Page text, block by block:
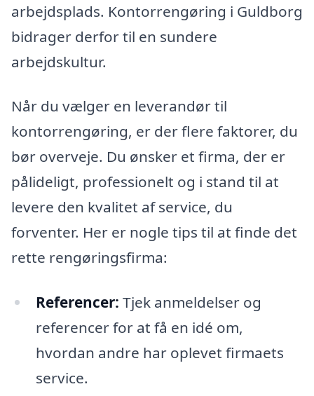
arbejdsplads. Kontorrengøring i Guldborg
bidrager derfor til en sundere
arbejdskultur.
Når du vælger en leverandør til
kontorrengøring, er der flere faktorer, du
bør overveje. Du ønsker et firma, der er
pålideligt, professionelt og i stand til at
levere den kvalitet af service, du
forventer. Her er nogle tips til at finde det
rette rengøringsfirma:
Referencer: Tjek anmeldelser og
referencer for at få en idé om,
hvordan andre har oplevet firmaets
service.